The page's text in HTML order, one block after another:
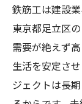
鉄筋工は建設
東京都足立区
需要が絶えず
生活を安定さ
ジェクトは長